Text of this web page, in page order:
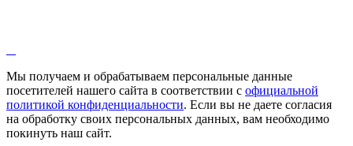
Мыльнянка
Мята
Овсяный корень
Огуречная трава
Пустырник
Мы получаем и обрабатываем персональные данные
посетителей нашего сайта в соответствии с официальной
политикой конфиденциальности. Если вы не даете согласия
на обработку своих персональных данных, вам необходимо
покинуть наш сайт.